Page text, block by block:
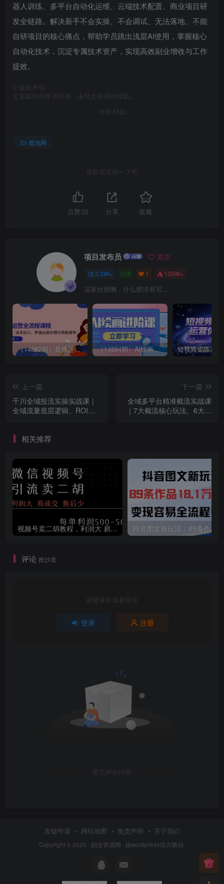
器人训练、多平台自动化运维、云端技术配置、商业项目研
发全链路。解决新手不会实操、不会调试、无法落地、不能
自研项目的核心痛点，帮助学员跳出浅层AI使用，掌握核心
自动化技术，沉淀专属技术资产，实现高效副业增收与工作
提效。
版权声明
文章版权归作者所有，未经允许请勿转载。
THE END
冒泡网
喜欢就支持一下吧
点赞22 分享 收藏
项目发布员 关注
2.3W+ 0 1 135W+
这家伙很懒，什么都没有写...
（14882期）直播运营全流程课程-5月更新：从起号、话术设计、罗盘运营到微付费投放等 （14884期）AI绘画进阶课，涵盖电商摄影等多领域，PS操作与AI工具使用全面教学
上一篇
千川全域投流实操实战课｜
全域流量底层逻辑、ROI优
下一篇
全域多平台精准截流实战课
｜7大截流核心玩法、6大平
相关推荐
视频号卖二胡教程，利润大 易成交 售后少，一单利润5张+
评论 抢沙发
请登录后发表评论
登录 注册
暂无评论内容
友链申请 网站地图 免责声明 关于我们
Copyright © 2025 · 副业资源网 · 由wordpress强力驱动.